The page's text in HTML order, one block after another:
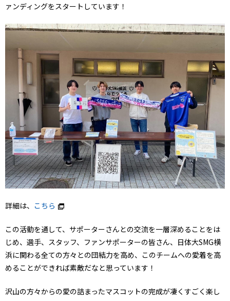
ァンディングをスタートしています！
詳細は、 こちら
この活動を通して、サポーターさんとの交流を一層深めることをは
じめ、選手、スタッフ、ファンサポーターの皆さん、日体大SMG横
浜に関わる全ての方々との団結力を高め、このチームへの愛着を高
めることができれば素敵だなと思っています！
沢山の方々からの愛の詰まったマスコットの完成が凄くすごく楽し